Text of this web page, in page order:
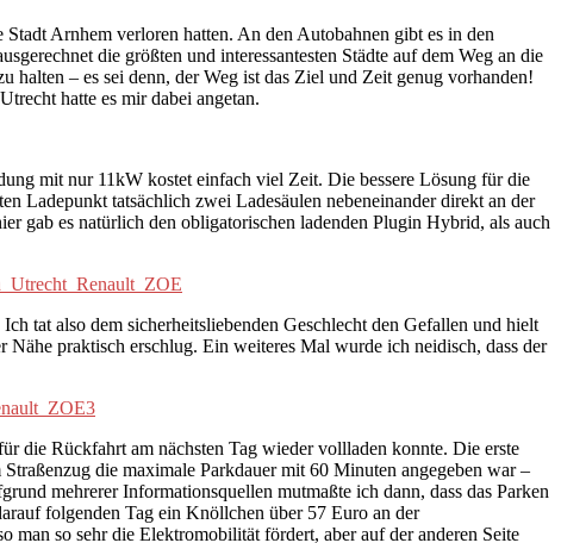
Arnhem verloren hatten. An den Autobahnen gibt es in den
die größten und interessantesten Städte auf dem Weg an die
– es sei denn, der Weg ist das Ziel und Zeit genug vorhanden!
hatte es mir dabei angetan.
mit nur 11kW kostet einfach viel Zeit. Die bessere Lösung für die
Ladepunkt tatsächlich zwei Ladesäulen nebeneinander direkt an der
gab es natürlich den obligatorischen ladenden Plugin Hybrid, als auch
tat also dem sicherheitsliebenden Geschlecht den Gefallen und hielt
praktisch erschlug. Ein weiteres Mal wurde ich neidisch, dass der
die Rückfahrt am nächsten Tag wieder vollladen konnte. Die erste
die maximale Parkdauer mit 60 Minuten angegeben war –
mehrerer Informationsquellen mutmaßte ich dann, dass das Parken
folgenden Tag ein Knöllchen über 57 Euro an der
man so sehr die Elektromobilität fördert, aber auf der anderen Seite